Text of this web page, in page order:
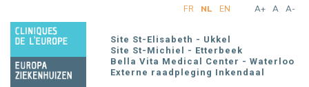
en
naar
inhoud
gaan
A+ A A-
FR NL EN
Site St-Elisabeth - Ukkel
Site St-Michiel - Etterbeek
Bella Vita Medical Center - Waterloo
Externe raadpleging Inkendaal